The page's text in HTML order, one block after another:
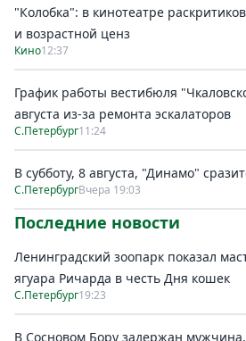
"Колобка": в кинотеатре
и возрастной ценз
Кино12:37
График работы вестибюля
августа из-за ремонта эскалаторов
С.Петербург11:24
В субботу, 8 августа, "Динамо"
С.ПетербургВчера 19:03
Последние новости
Ленинградский зоопарк показал
ягуара Ричарда в честь Дня кошек
С.Петербург19:23
В Сосновом Бору задержан